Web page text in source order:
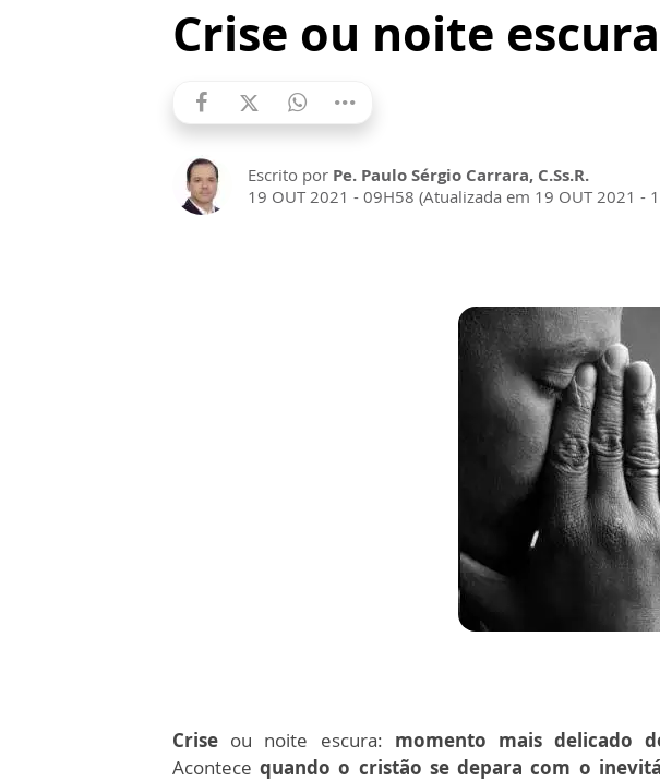
Crise ou noite
Escrito por Pe. Paulo Sérgio Carrara, C.Ss.R.
19 OUT 2021 - 09H58 (Atualizada em 19 OUT 2021 -
Crise ou noite escura: momento mais delicado
Acontecequando o cristão se depara com o